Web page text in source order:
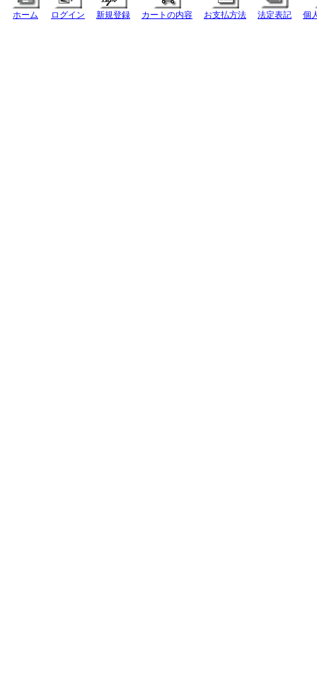
ホーム ログイン 新規登録 カートの内容 お支払方法 法定表記 個